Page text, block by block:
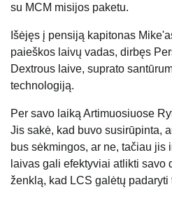
su MCM misijos paketu.
Išėjęs į pensiją kapitonas
paieškos laivų vadas, dirbęs
Dextrous laive, suprato
technologiją.
Per savo laiką Artimuosiuose
Jis sakė, kad buvo susirūpinta,
bus sėkmingos, ar ne, tačiau jis
laivas gali efektyviai atlikti savo
ženklą, kad LCS galėtų padaryti